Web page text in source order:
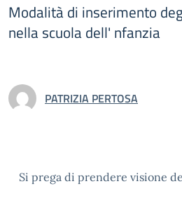
Modalità di inserimento
nella scuola dell' nfanzia
PATRIZIA PERTOSA
Si prega di prendere visione